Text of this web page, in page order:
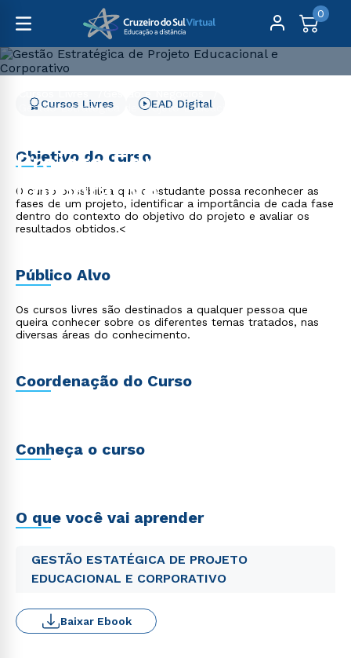
0
Gestão Estratégica de Projeto Educacional e Corporativo
Projeto Educacional e
Corporativo
Cursos Livres EAD Digital
Objetivo do curso
O curso possibilita que o estudante possa reconhecer as
fases de um projeto, identificar a importância de cada fase
dentro do contexto do objetivo do projeto e avaliar os
resultados obtidos.<
Público Alvo
Os cursos livres são destinados a qualquer pessoa que
queira conhecer sobre os diferentes temas tratados, nas
diversas áreas do conhecimento.
Coordenação do Curso
Conheça o curso
O que você vai aprender
GESTÃO ESTATÉGICA DE PROJETO
EDUCACIONAL E CORPORATIVO
Baixar Ebook